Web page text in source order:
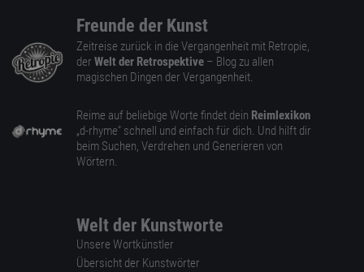
Freunde der Kunst
Zeitreise zurück in die Vergangenheit mit Retropie,
der Welt der Retrospektive – Blog zu allen
magischen Dingen der Vergangenheit.
Reime auf beliebige Worte findet dein Reimlexikon
„d-rhyme” schnell und einfach für dich. Und hilft dir
beim Suchen, Verdrehen und Generieren von
Wörtern.
Welt der Kunstworte
Unsere Wortkünstler
Übersicht der Kunstwörter